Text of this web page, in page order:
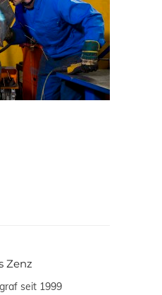
Zenz
seit 1999